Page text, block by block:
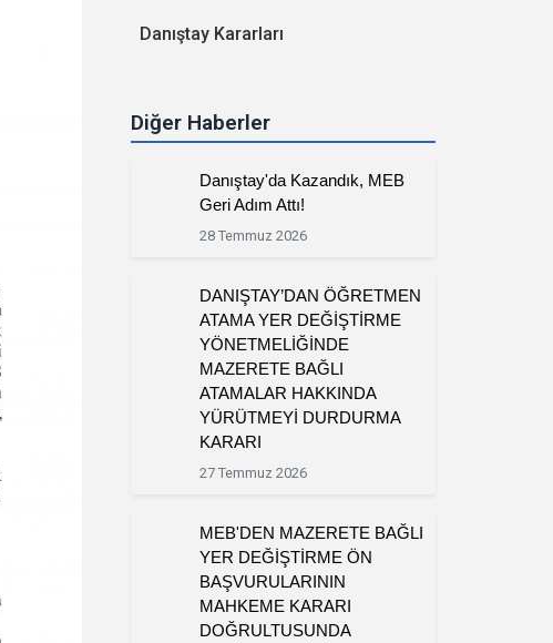
Danıştay Kararları
Diğer Haberler
Danıştay'da Kazandık, MEB
Geri Adım Attı!
28 Temmuz 2026
DANIŞTAY’DAN ÖĞRETMEN
ATAMA YER DEĞİŞTİRME
YÖNETMELİĞİNDE
MAZERETE BAĞLI
ATAMALAR HAKKINDA
YÜRÜTMEYİ DURDURMA
KARARI
27 Temmuz 2026
MEB'DEN MAZERETE BAĞLI
YER DEĞİŞTİRME ÖN
BAŞVURULARININ
MAHKEME KARARI
DOĞRULTUSUNDA